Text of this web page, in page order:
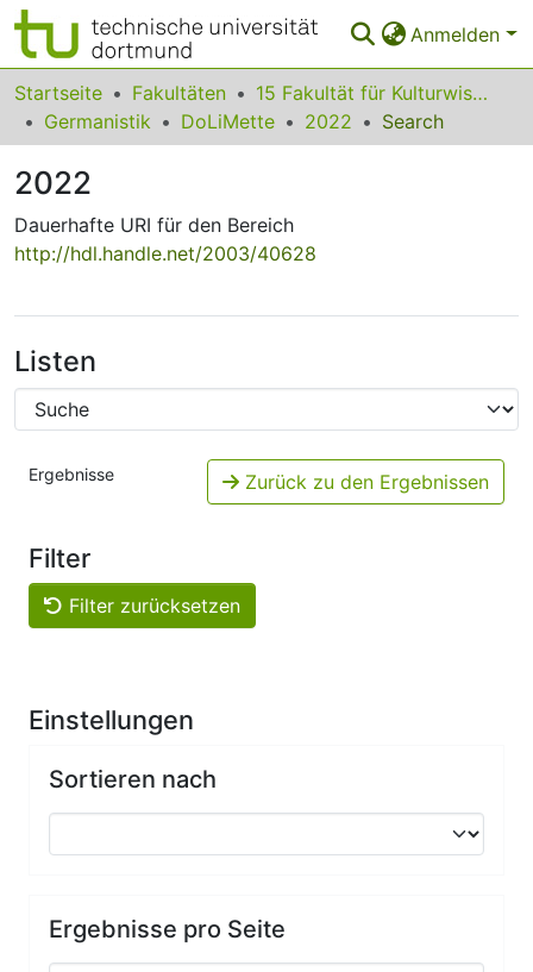
Anmelden
Bereiche & Sammlungen
Das gesamte Repositorium
Statistiken
FAQ
Startseite Fakultäten
15 Fakultät für Kulturwissenschaften
Germanistik
DoLiMette 2022 Search
2022
Dauerhafte URI für den Bereich
http://hdl.handle.net/2003/40628
Listen
Ergebnisse Zurück zu den Ergebnissen
Filter
Filter zurücksetzen
Einstellungen
Sortieren nach
Ergebnisse pro Seite